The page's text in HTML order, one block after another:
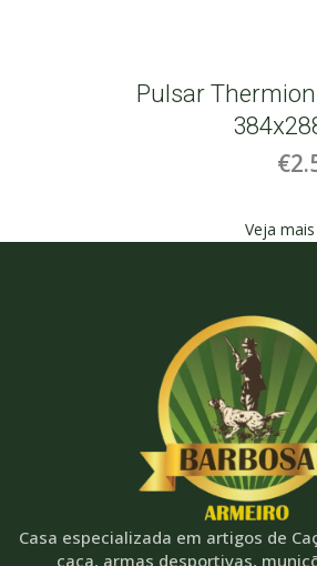
Pulsar
Veja
Casa especializada em artigos de
caça, armas desportivas,